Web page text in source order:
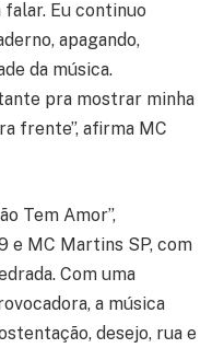
Eu continuo
apagando,
da música.
pra mostrar minha
frente”, afirma MC
Tem Amor”,
e MC Martins SP, com
Com uma
a música
desejo, rua e